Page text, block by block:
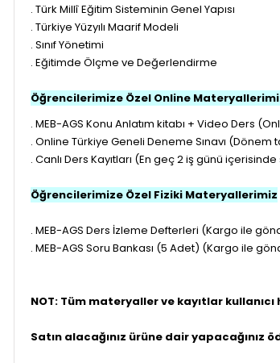
. Türk Millî Eğitim Sisteminin Genel Yapısı
. Türkiye Yüzyılı Maarif Modeli
. Sınıf Yönetimi
. Eğitimde Ölçme ve Değerlendirme
Öğrencilerimize Özel Online
. MEB-AGS Konu Anlatım kitabı + Video Ders
. Online Türkiye Geneli Deneme Sınavı
. Canlı Ders Kayıtları (En geç 2 iş günü
Öğrencilerimize Özel Fiziki Materyallerimiz
. MEB-AGS Ders İzleme Defterleri (Kargo ile
. MEB-AGS Soru Bankası (5 Adet) (Kargo ile
NOT: Tüm materyaller ve kayıtlar
Satın alacağınız ürüne dair